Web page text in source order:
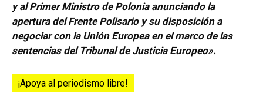
y al Primer Ministro de Polonia anunciando la
apertura del Frente Polisario y su disposición a
negociar con la Unión Europea en el marco de las
sentencias del Tribunal de Justicia Europeo».
¡Apoya al periodismo libre!